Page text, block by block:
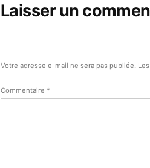
Laisser un
Votre adresse e-mail ne sera pas publiée.
Commentaire *